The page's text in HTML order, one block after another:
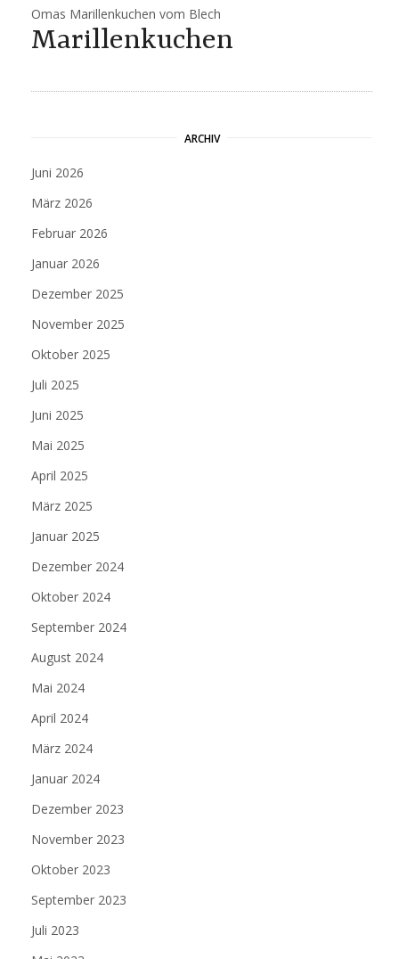
Omas Marillenkuchen vom Blech
Marillenkuchen
ARCHIV
Juni 2026
März 2026
Februar 2026
Januar 2026
Dezember 2025
November 2025
Oktober 2025
Juli 2025
Juni 2025
Mai 2025
April 2025
März 2025
Januar 2025
Dezember 2024
Oktober 2024
September 2024
August 2024
Mai 2024
April 2024
März 2024
Januar 2024
Dezember 2023
November 2023
Oktober 2023
September 2023
Juli 2023